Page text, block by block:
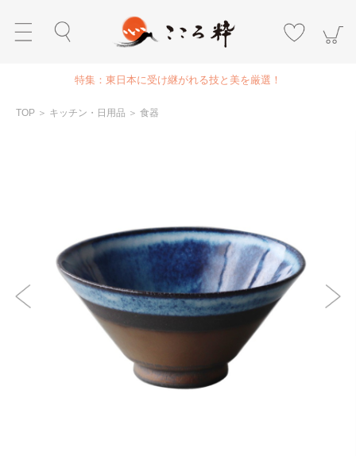
特集：東日本に受け継がれる技と美を厳選！
TOP ＞ キッチン・日用品 ＞ 食器